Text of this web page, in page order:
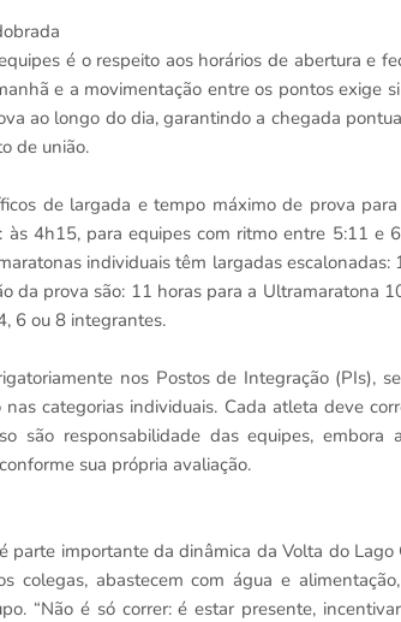
é o respeito aos horários de abertura e
e a movimentação entre os pontos exige
ao longo do dia, garantindo a chegada
de união.
de largada e tempo máximo de prova
às 4h15, para equipes com ritmo entre 5:11 e
individuais têm largadas
da prova são: 11 horas para a Ultramaratona
6 ou 8 integrantes.
nos Postos de Integração (PIs),
categorias individuais. Cada atleta deve
são responsabilidade das equipes,
sua própria avaliação.
parte importante da dinâmica da Volta do
colegas, abastecem com água e
“Não é só correr: é estar presente,